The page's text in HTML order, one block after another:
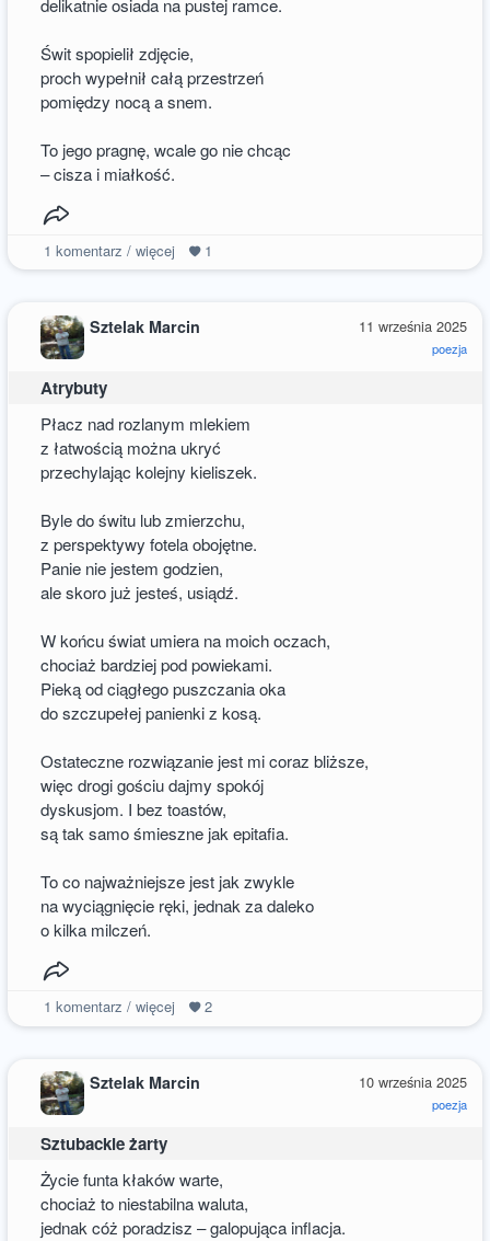
Świt spopielił zdjęcie,
proch wypełnił całą przestrzeń
pomiędzy nocą a snem.
To jego pragnę, wcale go nie chcąc
– cisza i miałkość.
1 komentarz / więcej 1
11 września 2025
poezja
Sztelak Marcin
Atrybuty
Płacz nad rozlanym mlekiem
z łatwością można ukryć
przechylając kolejny kieliszek.
Byle do świtu lub zmierzchu,
z perspektywy fotela obojętne.
Panie nie jestem godzien,
ale skoro już jesteś, usiądź.
W końcu świat umiera na moich oczach,
chociaż bardziej pod powiekami.
Pieką od ciągłego puszczania oka
do szczupełej panienki z kosą.
Ostateczne rozwiązanie jest mi coraz bliższe,
więc drogi gościu dajmy spokój
dyskusjom. I bez toastów,
są tak samo śmieszne jak epitafia.
To co najważniejsze jest jak zwykle
na wyciągnięcie ręki, jednak za daleko
o kilka milczeń.
1 komentarz / więcej 2
10 września 2025
poezja
Sztelak Marcin
Sztubackie żarty
Życie funta kłaków warte,
chociaż to niestabilna waluta,
jednak cóż poradzisz – galopująca inflacja.